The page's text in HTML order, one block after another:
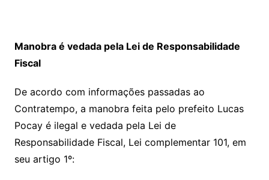
Manobra é vedada pela Lei de Responsabilidade
Fiscal
De acordo com informações passadas ao
Contratempo, a manobra feita pelo prefeito Lucas
Pocay é ilegal e vedada pela Lei de
Responsabilidade Fiscal, Lei complementar 101, em
seu artigo 1º: